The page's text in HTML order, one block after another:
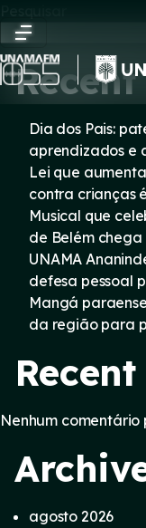
content
Pesquisar
Dia dos Pais:
aprendizados e
Lei que
contra crianças
Musical que
de Belém
UNAMA
defesa pessoal
Mangá
da região para
Nenhum comentário
agosto 2026